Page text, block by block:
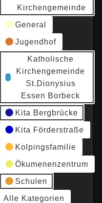
Kirchengemeinde
General
Jugendhof
Katholische
Kirchengemeinde
St.Dionysius
Essen Borbeck
Kita Bergbrücke
Kita Förderstraße
Kolpingsfamilie
Ökumenenzentrum
Schulen
Alle Kategorien